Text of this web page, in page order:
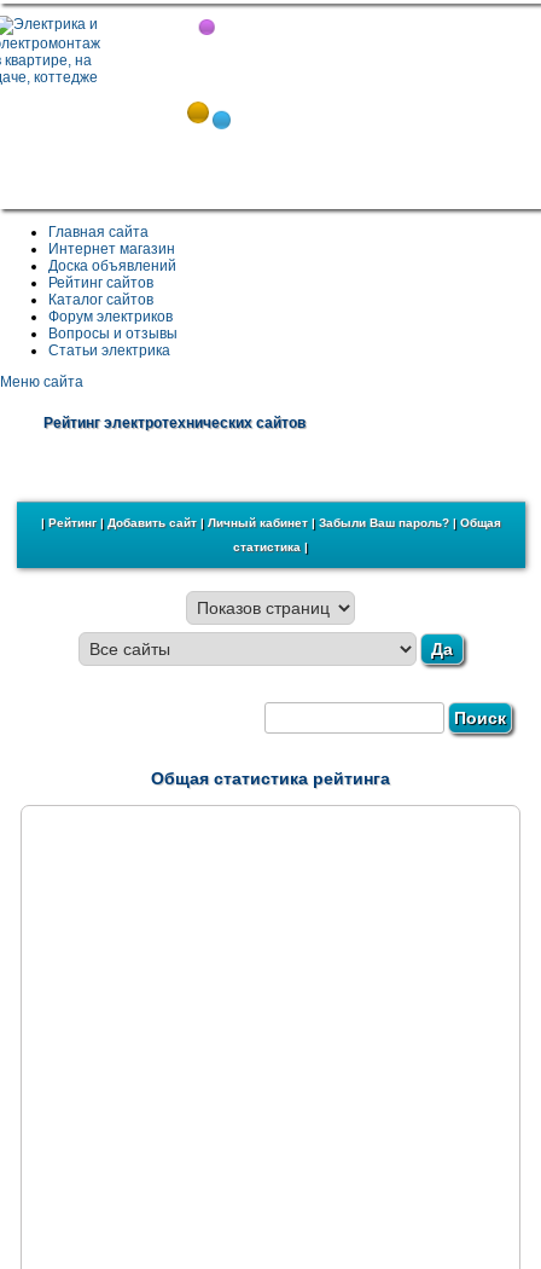
Главная сайта
Интернет магазин
Доска объявлений
Рейтинг сайтов
Каталог сайтов
Форум электриков
Вопросы и отзывы
Статьи электрика
Меню сайта
Рейтинг электротехнических сайтов
|Рейтинг|Добавить сайт|Личный кабинет|Забыли Ваш пароль?|Общая
статистика |
Общая статистика рейтинга